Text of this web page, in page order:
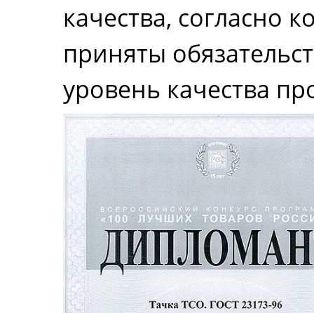
качества, согласно
приняты
уровень качества